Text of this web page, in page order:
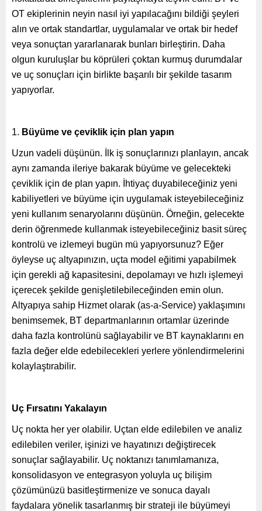
OT ekiplerinin neyin nasıl iyi yapılacağını bildiği şeyleri
alın ve ortak standartlar, uygulamalar ve ortak bir hedef
veya sonuçtan yararlanarak bunları birleştirin. Daha
olgun kuruluşlar bu köprüleri çoktan kurmuş durumdalar
ve uç sonuçları için birlikte başarılı bir şekilde tasarım
yapıyorlar.
Büyüme ve çeviklik için plan yapın
Uzun vadeli düşünün. İlk iş sonuçlarınızı planlayın, ancak
aynı zamanda ileriye bakarak büyüme ve gelecekteki
çeviklik için de plan yapın. İhtiyaç duyabileceğiniz yeni
kabiliyetleri ve büyüme için uygulamak isteyebileceğiniz
yeni kullanım senaryolarını düşünün. Örneğin, gelecekte
derin öğrenmede kullanmak isteyebileceğiniz basit süreç
kontrolü ve izlemeyi bugün mü yapıyorsunuz? Eğer
öyleyse uç altyapınızın, uçta model eğitimi yapabilmek
için gerekli ağ kapasitesini, depolamayı ve hızlı işlemeyi
içerecek şekilde genişletilebileceğinden emin olun.
Altyapıya sahip Hizmet olarak (as-a-Service) yaklaşımını
benimsemek, BT departmanlarının ortamlar üzerinde
daha fazla kontrolünü sağlayabilir ve BT kaynaklarını en
fazla değer elde edebilecekleri yerlere yönlendirmelerini
kolaylaştırabilir.
Uç Fırsatını Yakalayın
Uç nokta her yer olabilir. Uçtan elde edilebilen ve analiz
edilebilen veriler, işinizi ve hayatınızı değiştirecek
sonuçlar sağlayabilir. Uç noktanızı tanımlamanıza,
konsolidasyon ve entegrasyon yoluyla uç bilişim
çözümünüzü basitleştirmenize ve sonuca dayalı
faydalara yönelik tasarlanmış bir strateji ile büyümeyi